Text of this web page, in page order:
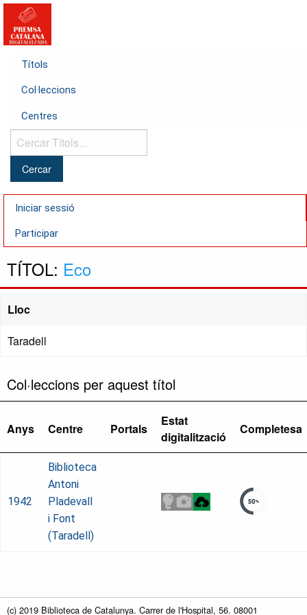
Títols
Col·leccions
Centres
Cercar
Títols...
Iniciar sessió
Participar
TÍTOL: Eco
Lloc
Taradell
Col·leccions per aquest títol
Anys Centre Portals
Estat
digitalització
Completesa
1942
Biblioteca
Antoni
Pladevall
i Font
(Taradell)
(c) 2019 Biblioteca de Catalunya. Carrer de l'Hospital, 56. 08001